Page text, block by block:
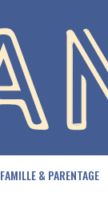
FAMILLE & PARENTAGE